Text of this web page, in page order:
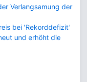
Verlangsamung der
bei 'Rekorddefizit'
und erhöht die